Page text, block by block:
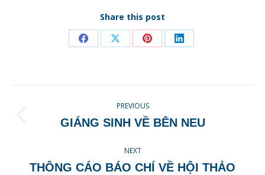
Share this post
Share Share Share Share
NAVIGATION
PREVIOUS
Previous
GIÁNG SINH VỀ BÊN NEU
NEXT
THÔNG CÁO BÁO CHÍ VỀ HỘI THẢO